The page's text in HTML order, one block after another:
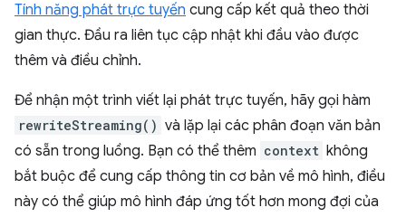
Tính năng phát trực tuyến cung cấp kết quả theo thời
gian thực. Đầu ra liên tục cập nhật khi đầu vào được
thêm và điều chỉnh.
Để nhận một trình viết lại phát trực tuyến, hãy gọi hàm
rewriteStreaming() và lặp lại các phân đoạn văn bản
có sẵn trong luồng. Bạn có thể thêm context không
bắt buộc để cung cấp thông tin cơ bản về mô hình, điều
này có thể giúp mô hình đáp ứng tốt hơn mong đợi của